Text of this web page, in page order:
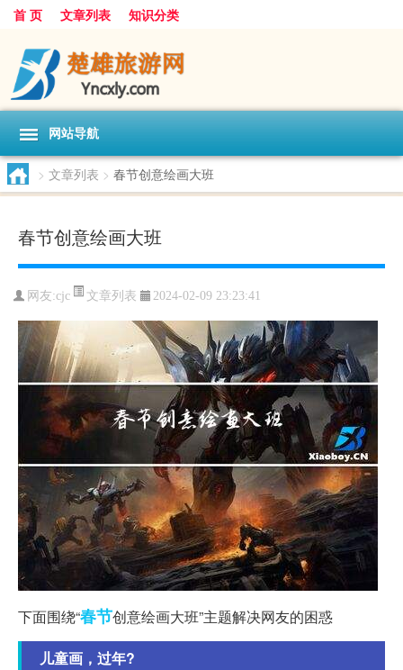
首 页 文章列表 知识分类
网站导航
> 文章列表 > 春节创意绘画大班
春节创意绘画大班
网友:cjc 文章列表 2024-02-09 23:23:41
下面围绕“春节创意绘画大班”主题解决网友的困惑
儿童画，过年?